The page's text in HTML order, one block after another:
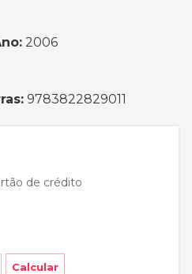
2006
9783822829011
de crédito
Calcular